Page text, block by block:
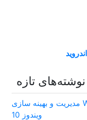
نوشته‌های تازه
برنامه Windows 10 Manager مدیریت و بهینه سازی
ویندوز 10